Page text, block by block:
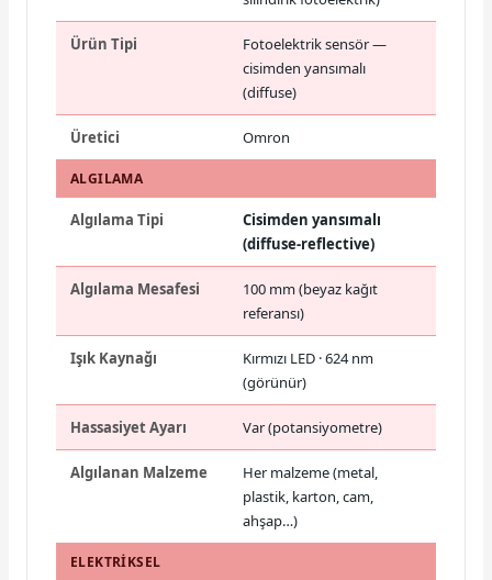
Ürün Tipi
Fotoelektrik sensör —
cisimden yansımalı
(diffuse)
Üretici Omron
ALGILAMA
Algılama Tipi
Cisimden yansımalı
(diffuse-reflective)
Algılama Mesafesi
100 mm (beyaz kağıt
referansı)
Işık Kaynağı
Kırmızı LED · 624 nm
(görünür)
Hassasiyet Ayarı Var (potansiyometre)
Algılanan Malzeme
Her malzeme (metal,
plastik, karton, cam,
ahşap…)
ELEKTRIKSEL